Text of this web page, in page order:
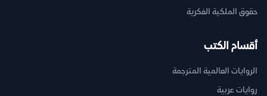
حقوق الملكية الفكرية
أقسام الكتب
الروايات العالمية المترجمة
روايات عربية